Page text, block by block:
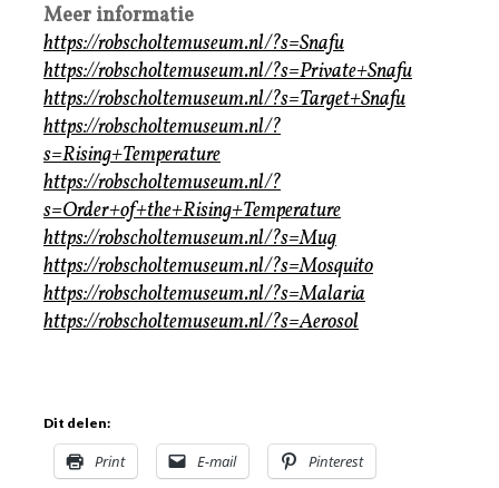
Meer informatie
https://robscholtemuseum.nl/?s=Snafu
https://robscholtemuseum.nl/?s=Private+Snafu
https://robscholtemuseum.nl/?s=Target+Snafu
https://robscholtemuseum.nl/?
s=Rising+Temperature
https://robscholtemuseum.nl/?
s=Order+of+the+Rising+Temperature
https://robscholtemuseum.nl/?s=Mug
https://robscholtemuseum.nl/?s=Mosquito
https://robscholtemuseum.nl/?s=Malaria
https://robscholtemuseum.nl/?s=Aerosol
Dit delen:
Print E-mail Pinterest